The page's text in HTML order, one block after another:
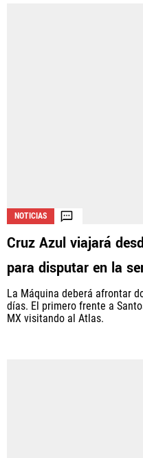
NOTICIAS
Cruz Azul viajará
para disputar en la
La Máquina deberá afrontar
días. El primero frente a
MX visitando al Atlas.